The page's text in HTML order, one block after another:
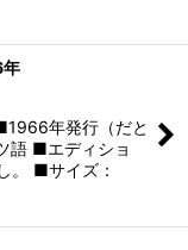
年
年発行（だと
語 ■エディショ
。 ■サイズ：